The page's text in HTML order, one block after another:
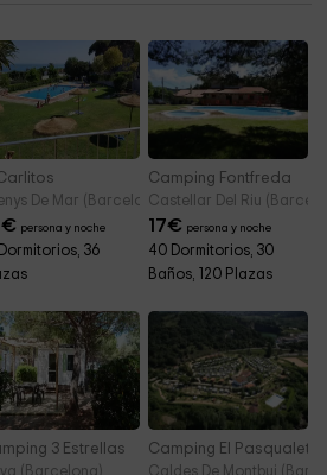
De Mar (Barcelona)
€ persona y noche
Dormitorios, 36
Camping Fontfreda
Castellar Del Riu
17€ persona y noche
40 Dormitorios, 30
Baños, 120 Plazas
3 Estrellas Camping El Pasqualet